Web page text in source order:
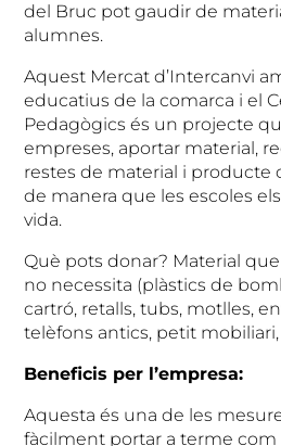
del Bruc pot gaudir de
alumnes.
Aquest Mercat d’Intercanvi
educatius de la comarca i el
Pedagògics és un projecte
empreses, aportar material,
restes de material i producte
de manera que les escoles
vida.
Què pots donar? Material
no necessita (plàstics de
cartró, retalls, tubs, motlles,
telèfons antics, petit mobiliari,
Beneficis per l’empresa:
Aquesta és una de les
fàcilment portar a terme com